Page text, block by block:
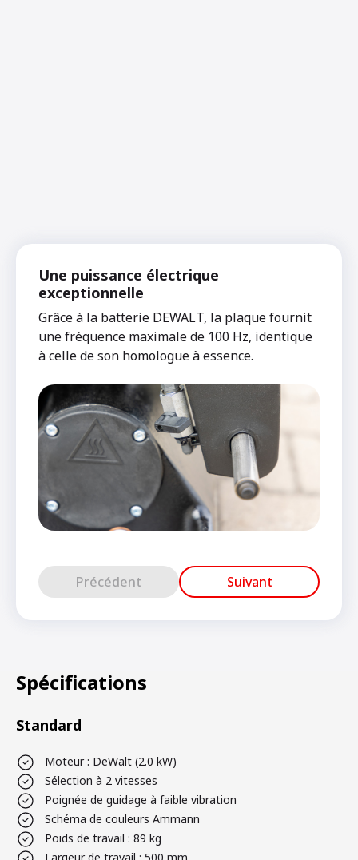
Une puissance électrique
exceptionnelle
Grâce à la batterie DEWALT, la plaque fournit
une fréquence maximale de 100 Hz, identique
à celle de son homologue à essence.
Précédent Suivant
Spécifications
Standard
Moteur : DeWalt (2.0 kW)
Sélection à 2 vitesses
Poignée de guidage à faible vibration
Schéma de couleurs Ammann
Poids de travail : 89 kg